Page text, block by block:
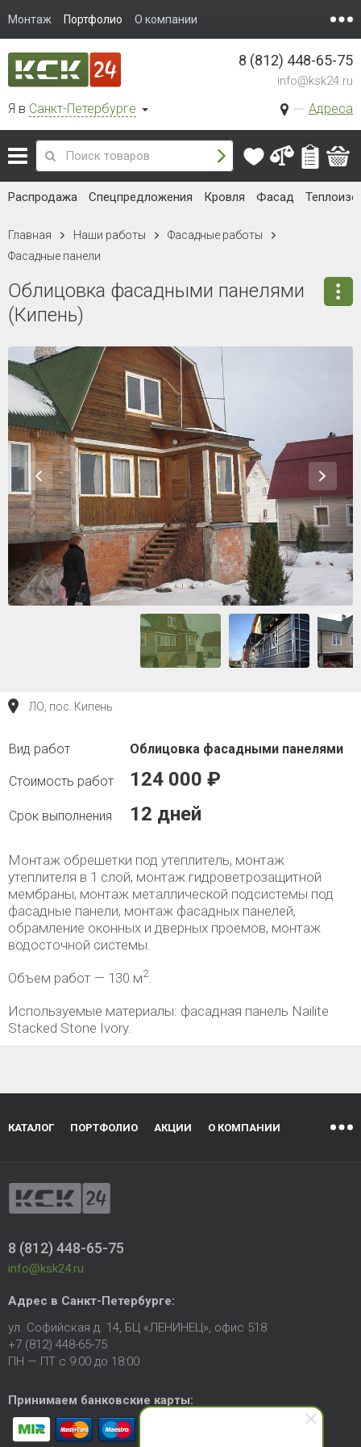
Монтаж Портфолио О компании
Я в Санкт-Петербурге Адреса
8 (812) 448-65-75
info@ksk24.ru
Распродажа Спецпредложения Кровля Фасад
Главная Наши работы
Фасадные работы
Фасадные панели
Облицовка фасадными панелями
(Кипень)
ЛО, пос. Кипень
Облицовка фасадными панелями
124 000 ₽
12 дней
Монтаж обрешетки под утеплитель, монтаж
утеплителя в 1 слой, монтаж гидроветрозащитной
мембраны, монтаж металлической подсистемы под
фасадные панели, монтаж фасадных панелей,
обрамление оконных и дверных проемов, монтаж
водосточной системы.
Объем работ — 130 м2.
Используемые материалы:⁠ фасадная панель Nailite
Stacked Stone Ivory.
КАТАЛОГ ПОРТФОЛИО АКЦИИ О КОМПАНИИ
8 (812) 448-65-75
info@ksk24.ru
Адрес в Санкт-Петербурге:
ул. Софийская д. 14, БЦ «ЛЕНИНЕЦ», офис 518
+7 (812) 448-65-75
ПН — ПТ с 9:00 до 18:00
Принимаем банковские карты: